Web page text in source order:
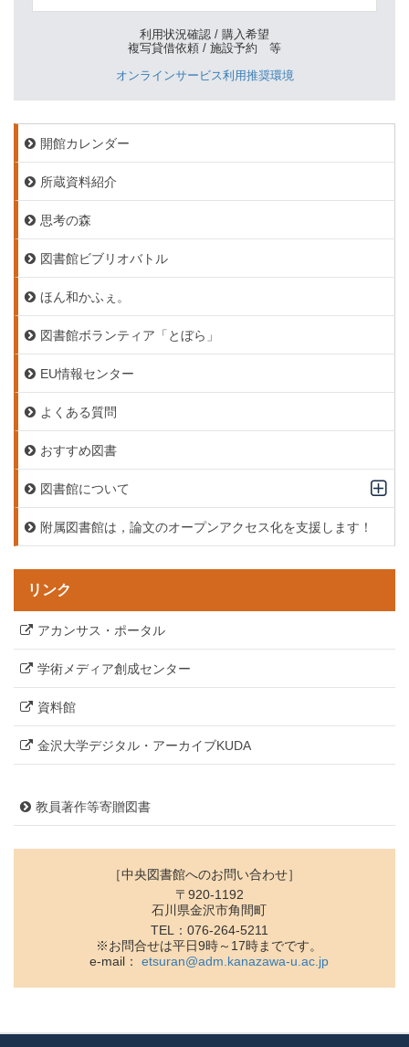
利用状況確認 / 購入希望
複写貸借依頼 / 施設予約 等
オンラインサービス利用推奨環境
開館カレンダー
所蔵資料紹介
思考の森
図書館ビブリオバトル
ほん和かふぇ。
図書館ボランティア「とぼら」
EU情報センター
よくある質問
おすすめ図書
図書館について
附属図書館は，論文のオープンアクセス化を支援します！
リンク
アカンサス・ポータル
学術メディア創成センター
資料館
金沢大学デジタル・アーカイブKUDA
教員著作等寄贈図書
［中央図書館へのお問い合わせ］
〒920-1192
石川県金沢市角間町
TEL：076-264-5211
※お問合せは平日9時～17時までです。
e-mail： etsuran@adm.kanazawa-u.ac.jp